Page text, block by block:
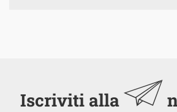
Iscriviti alla